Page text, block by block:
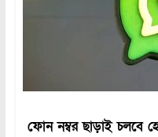
ফোন নম্বর ছাড়াই চলবে